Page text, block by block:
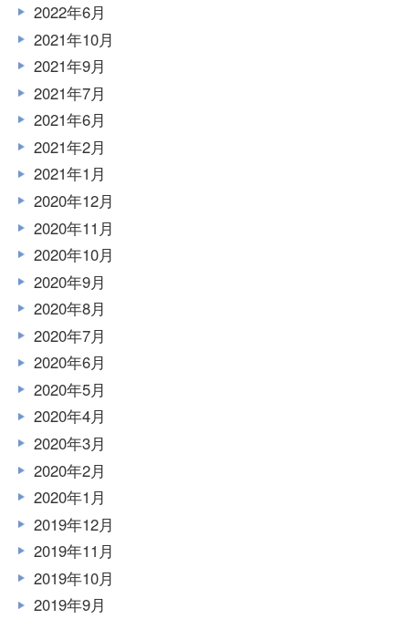
2022年6月
2021年10月
2021年9月
2021年7月
2021年6月
2021年2月
2021年1月
2020年12月
2020年11月
2020年10月
2020年9月
2020年8月
2020年7月
2020年6月
2020年5月
2020年4月
2020年3月
2020年2月
2020年1月
2019年12月
2019年11月
2019年10月
2019年9月